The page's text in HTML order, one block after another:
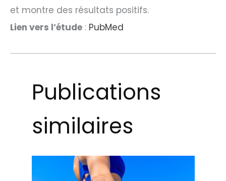
et montre des résultats positifs.
Lien vers l’étude : PubMed
Publications
similaires